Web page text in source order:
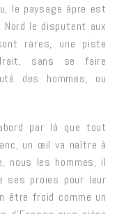
le paysage âpre est
le disputent aux
rares, une piste
sans se faire
des hommes, ou
par là que tout
un œil va naître à
nous les hommes, il
ses proies pour leur
être froid comme un